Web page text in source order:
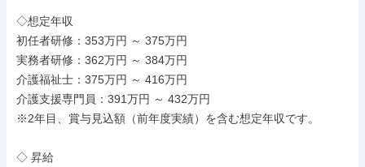
◇想定年収
初任者研修：353万円 ～ 375万円
実務者研修：362万円 ～ 384万円
介護福祉士：375万円 ～ 416万円
介護支援専門員：391万円 ～ 432万円
※2年目、賞与見込額（前年度実績）を含む想定年収です。
◇ 昇給